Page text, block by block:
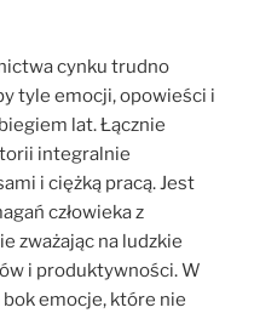
cynku trudno
tyle emocji, opowieści i
lat. Łącznie
integralnie
i ciężką pracą. Jest
człowieka z
zważając na ludzkie
i produktywności. W
emocje, które nie